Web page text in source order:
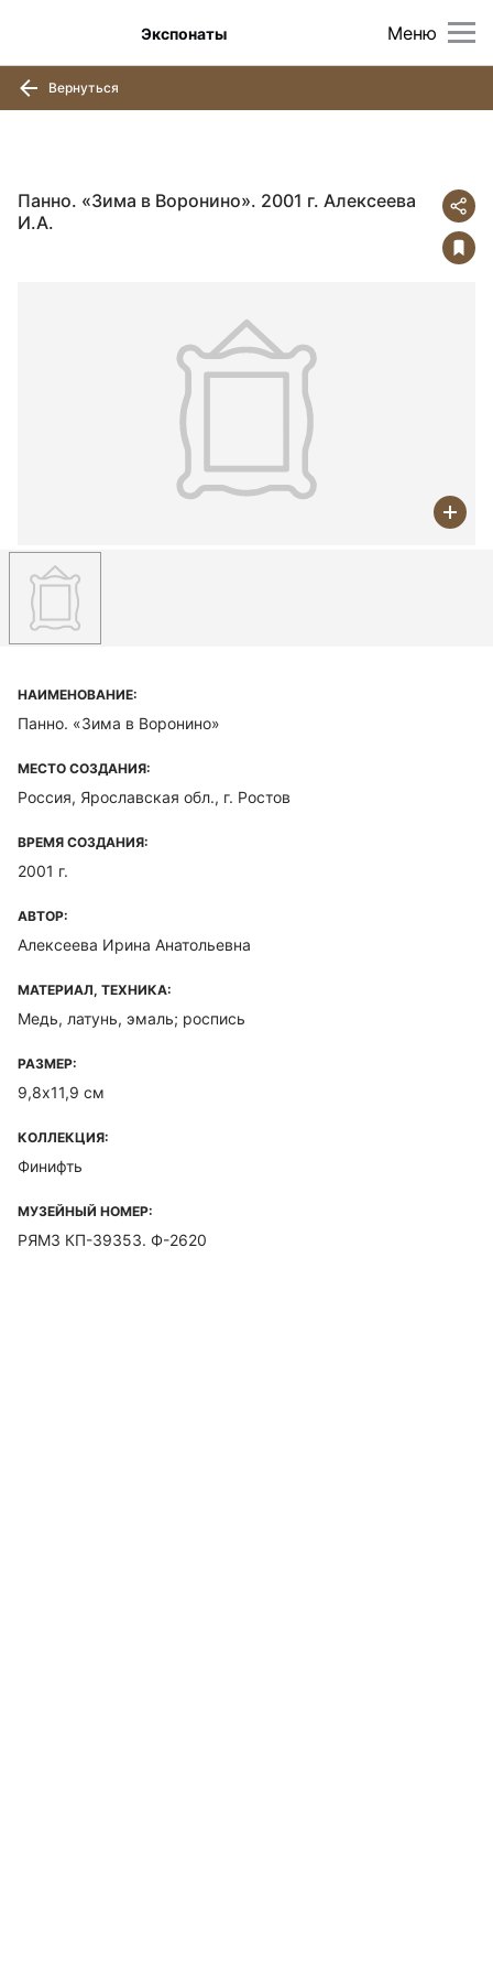
Меню
Экспонаты
Вернуться
Панно. «Зима в Воронино». 2001 г. Алексеева
И.А.
НАИМЕНОВАНИЕ:
Панно. «Зима в Воронино»
МЕСТО СОЗДАНИЯ:
Россия, Ярославская обл., г. Ростов
ВРЕМЯ СОЗДАНИЯ:
2001 г.
АВТОР:
Алексеева Ирина Анатольевна
МАТЕРИАЛ, ТЕХНИКА:
Медь, латунь, эмаль; роспись
РАЗМЕР:
9,8х11,9 см
КОЛЛЕКЦИЯ:
Финифть
МУЗЕЙНЫЙ НОМЕР:
РЯМЗ КП-39353. Ф-2620